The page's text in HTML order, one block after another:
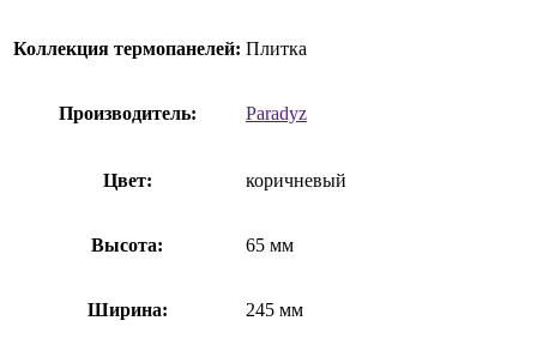
Коллекция термопанелей: Плитка
Производитель: Paradyz
Цвет: коричневый
Высота: 65 мм
Ширина: 245 мм